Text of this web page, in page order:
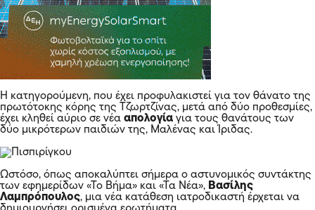
Η κατηγορούμενη, που έχει προφυλακιστεί για τον θάνατο της
πρωτότοκης κόρης της Τζωρτζίνας, μετά από δύο προθεσμίες,
έχει κληθεί αύριο σε νέα απολογία για τους θανάτους των
δύο μικρότερων παιδιών της, Μαλένας και Ίριδας.
Ωστόσο, όπως αποκαλύπτει σήμερα ο αστυνομικός συντάκτης
των εφημερίδων «Το Βήμα» και «Τα Νέα», Βασίλης
Λαμπρόπουλος, μια νέα κατάθεση ιατροδικαστή έρχεται να